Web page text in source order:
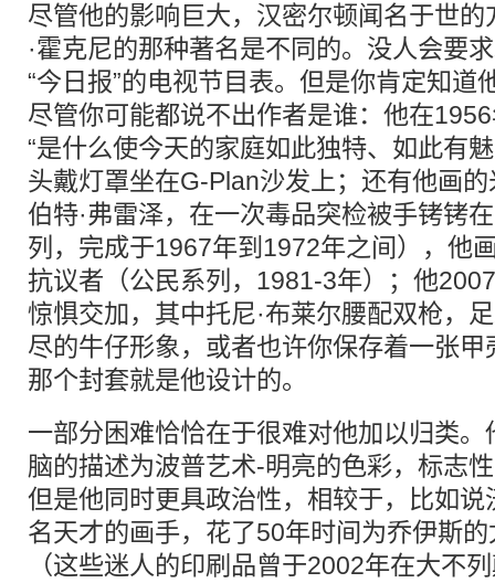
尽管他的影响巨大，汉密尔顿闻名于世
·霍克尼的那种著名是不同的。没人会要
“今日报”的电视节目表。但是你肯定知道
尽管你可能都说不出作者是谁：他在
“是什么使今天的家庭如此独特、如此有
头戴灯罩坐在G-Plan沙发上；还有他画
伯特·弗雷泽，在一次毒品突检被手铐铐
列，完成于1967年到1972年之间），他
抗议者（公民系列，1981-3年）；他
惊惧交加，其中托尼·布莱尔腰配双枪，
尽的牛仔形象，或者也许你保存着一张
那个封套就是他设计的。
一部分困难恰恰在于很难对他加以归类
脑的描述为波普艺术-明亮的色彩，标志
但是他同时更具政治性，相较于，比如
名天才的画手，花了50年时间为乔伊斯
（这些迷人的印刷品曾于2002年在大不